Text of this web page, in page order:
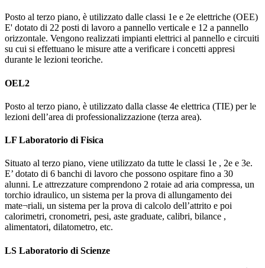
Posto al terzo piano, è utilizzato dalle classi 1e e 2e elettriche (OEE)
E' dotato di 22 posti di lavoro a pannello verticale e 12 a pannello
orizzontale. Vengono realizzati impianti elettrici al pannello e circuiti
su cui si effettuano le misure atte a verificare i concetti appresi
durante le lezioni teoriche.
OEL2
Posto al terzo piano, è utilizzato dalla classe 4e elettrica (TIE) per le
lezioni dell’area di professionalizzazione (terza area).
LF Laboratorio di Fisica
Situato al terzo piano, viene utilizzato da tutte le classi 1e , 2e e 3e.
E’ dotato di 6 banchi di lavoro che possono ospitare fino a 30
alunni. Le attrezzature comprendono 2 rotaie ad aria compressa, un
torchio idraulico, un sistema per la prova di allungamento dei
mate¬riali, un sistema per la prova di calcolo dell’attrito e poi
calorimetri, cronometri, pesi, aste graduate, calibri, bilance ,
alimentatori, dilatometro, etc.
LS Laboratorio di Scienze